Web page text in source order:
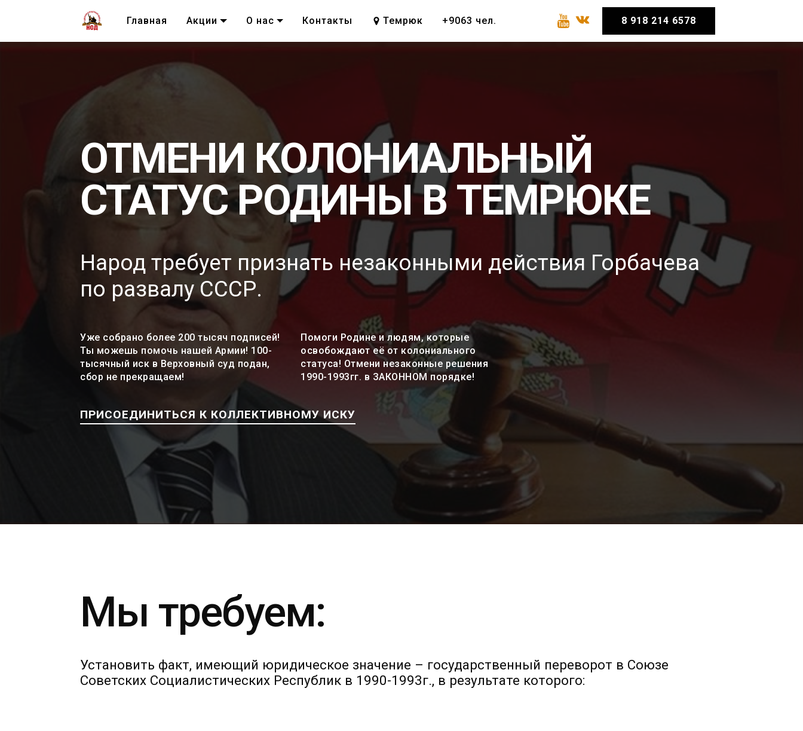
Главная Акции О нас Контакты Темрюк +9063 чел. 8 918 214 6578
ОТМЕНИ КОЛОНИАЛЬНЫЙ
СТАТУС РОДИНЫ В ТЕМРЮКЕ
Народ требует признать незаконными действия Горбачева
по развалу СССР.
Уже собрано более 200 тысяч подписей!
Ты можешь помочь нашей Армии! 100-
тысячный иск в Верховный суд подан,
сбор не прекращаем!
Помоги Родине и людям, которые
освобождают её от колониального
статуса! Отмени незаконные решения
1990-1993гг. в ЗАКОННОМ порядке!
ПРИСОЕДИНИТЬСЯ К КОЛЛЕКТИВНОМУ ИСКУ
Мы требуем:
Установить факт, имеющий юридическое значение – государственный переворот в Союзе
Советских Социалистических Республик в 1990-1993г., в результате которого: